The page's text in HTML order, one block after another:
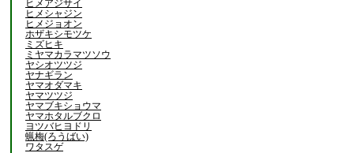
ヒメアジサイ
ヒメシャジン
ヒメジョオン
ホザキシモツケ
ミズヒキ
ミヤマカラマツソウ
ヤシオツツジ
ヤナギラン
ヤマオダマキ
ヤマツツジ
ヤマブキショウマ
ヤマホタルブクロ
ヨツバヒヨドリ
蝋梅(ろうばい)
ワタスゲ